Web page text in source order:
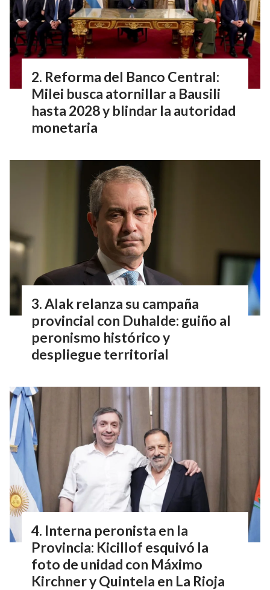
Reforma del Banco Central:
Milei busca atornillar a Bausili
hasta 2028 y blindar la autoridad
monetaria
Alak relanza su campaña
provincial con Duhalde: guiño al
peronismo histórico y
despliegue territorial
Interna peronista en la
Provincia: Kicillof esquivó la
foto de unidad con Máximo
Kirchner y Quintela en La Rioja